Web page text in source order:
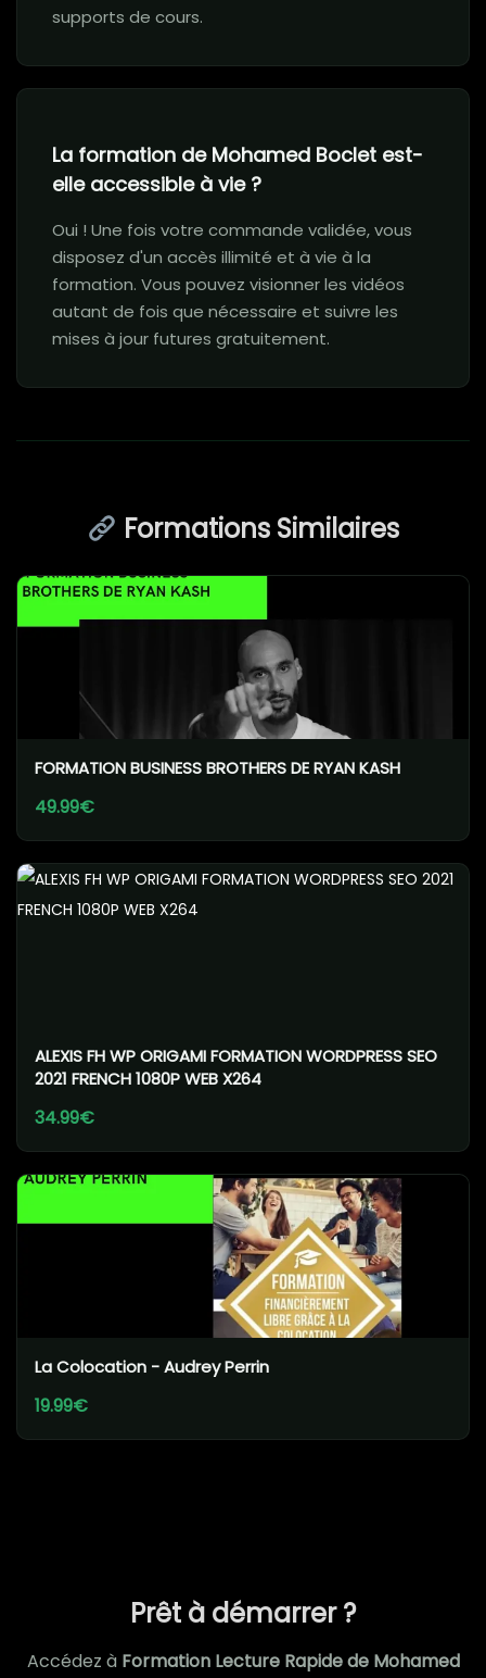
supports de cours.
La formation de Mohamed Boclet est-
elle accessible à vie ?
Oui ! Une fois votre commande validée, vous
disposez d'un accès illimité et à vie à la
formation. Vous pouvez visionner les vidéos
autant de fois que nécessaire et suivre les
mises à jour futures gratuitement.
Formations Similaires
FORMATION BUSINESS BROTHERS DE RYAN KASH
49.99€
ALEXIS FH WP ORIGAMI FORMATION WORDPRESS SEO
2021 FRENCH 1080P WEB X264
34.99€
La Colocation - Audrey Perrin
19.99€
Prêt à démarrer ?
Accédez à Formation Lecture Rapide de Mohamed